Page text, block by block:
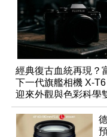
經典復古血統再現？
下一代旗艦相機 X-
迎來外觀與色彩科學
優化